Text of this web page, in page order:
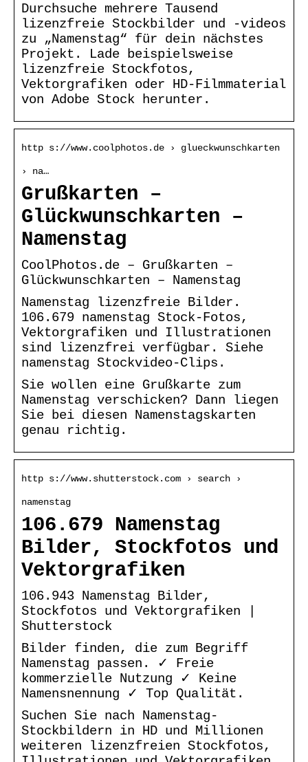
Durchsuche mehrere Tausend
lizenzfreie Stockbilder und -videos
zu „Namenstag“ für dein nächstes
Projekt. Lade beispielsweise
lizenzfreie Stockfotos,
Vektorgrafiken oder HD-Filmmaterial
von Adobe Stock herunter.
http s://www.coolphotos.de › glueckwunschkarten
› na…
Grußkarten –
Glückwunschkarten –
Namenstag
CoolPhotos.de – Grußkarten –
Glückwunschkarten – Namenstag
Namenstag lizenzfreie Bilder.
106.679 namenstag Stock-Fotos,
Vektorgrafiken und Illustrationen
sind lizenzfrei verfügbar. Siehe
namenstag Stockvideo-Clips.
Sie wollen eine Grußkarte zum
Namenstag verschicken? Dann liegen
Sie bei diesen Namenstagskarten
genau richtig.
http s://www.shutterstock.com › search ›
namenstag
106.679 Namenstag
Bilder, Stockfotos und
Vektorgrafiken
106.943 Namenstag Bilder,
Stockfotos und Vektorgrafiken |
Shutterstock
Bilder finden, die zum Begriff
Namenstag passen. ✓ Freie
kommerzielle Nutzung ✓ Keine
Namensnennung ✓ Top Qualität.
Suchen Sie nach Namenstag-
Stockbildern in HD und Millionen
weiteren lizenzfreien Stockfotos,